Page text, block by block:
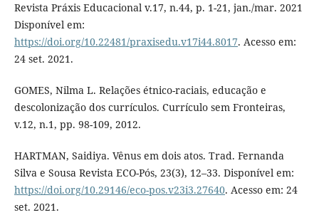
Revista Práxis Educacional v.17, n.44, p. 1-21, jan./mar. 2021
Disponível em:
https://doi.org/10.22481/praxisedu.v17i44.8017. Acesso em:
24 set. 2021.
GOMES, Nilma L. Relações étnico-raciais, educação e
descolonização dos currículos. Currículo sem Fronteiras,
v.12, n.1, pp. 98-109, 2012.
HARTMAN, Saidiya. Vênus em dois atos. Trad. Fernanda
Silva e Sousa Revista ECO-Pós, 23(3), 12–33. Disponível em:
https://doi.org/10.29146/eco-pos.v23i3.27640. Acesso em: 24
set. 2021.